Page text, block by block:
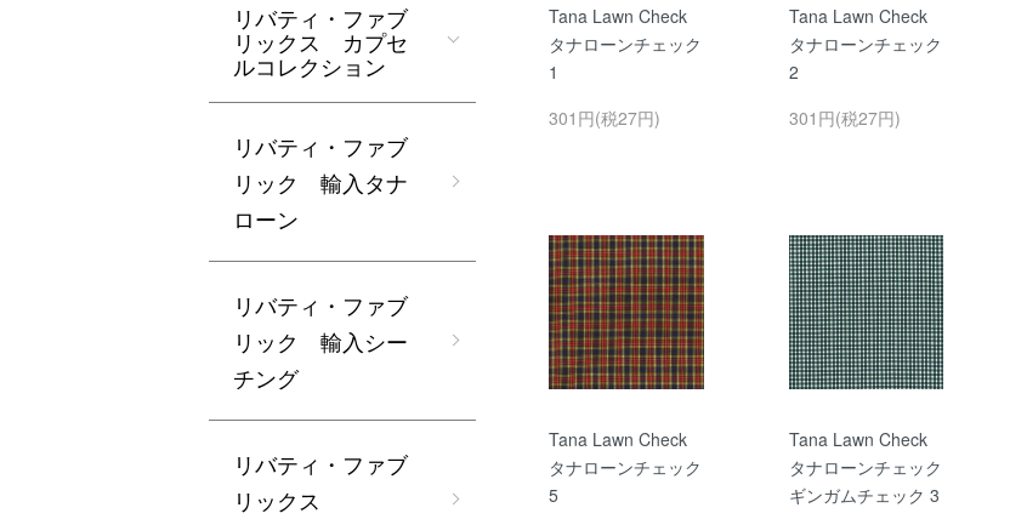
Tana Lawn Check
タナローンチェック
1
301円(税27円)
Tana Lawn Check
タナローンチェック
2
301円(税27円)
Tana Lawn Check
タナローンチェック
5
Tana Lawn Check
タナローンチェック
ギンガムチェック 3
リバティ・ファブ
リックス カプセ
ルコレクション
リバティ・ファブ
リック 輸入タナ
ローン
リバティ・ファブ
リック 輸入シー
チング
リバティ・ファブ
リックス